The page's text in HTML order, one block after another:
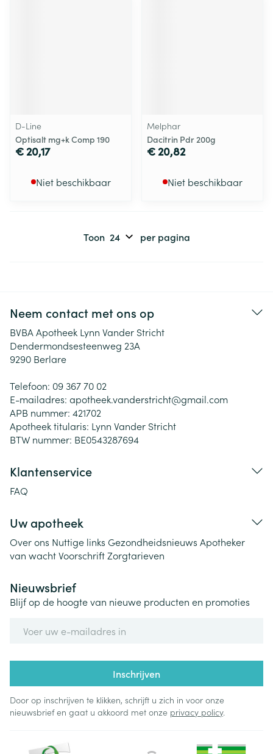
D-Line
Optisalt mg+k Comp 190
€ 20,17
Niet beschikbaar
Melphar
Dacitrin Pdr 200g
€ 20,82
Niet beschikbaar
Toon per pagina
Neem contact met ons op
BVBA Apotheek Lynn Vander Stricht
Dendermondsesteenweg 23A
9290 Berlare
Telefoon: 09 367 70 02
E-mailadres: apotheek.vanderstricht@gmail.com
APB nummer: 421702
Apotheek titularis: Lynn Vander Stricht
BTW nummer: BE0543287694
Klantenservice
FAQ
Uw apotheek
Over ons Nuttige links Gezondheidsnieuws Apotheker
van wachtVoorschriftZorgtarieven
Nieuwsbrief
Blijf op de hoogte van nieuwe producten en promoties
Inschrijven
Door op inschrijven te klikken, schrijft u zich in voor onze
nieuwsbrief en gaat u akkoord met onze privacy policy.